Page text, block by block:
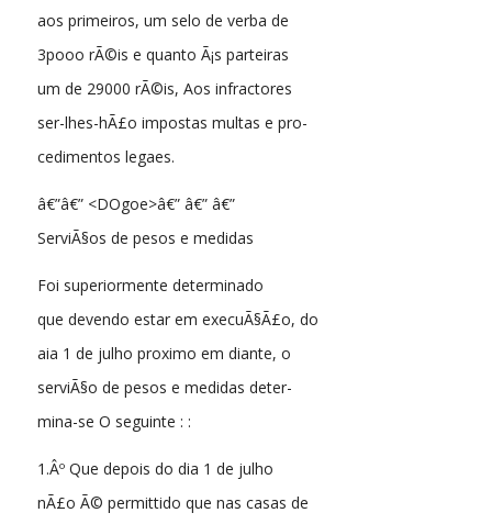
aos primeiros, um selo de verba de
3pooo rÃ©is e quanto Ã¡s parteiras
um de 29000 rÃ©is, Aos infractores
ser-lhes-hÃ£o impostas multas e pro-
cedimentos legaes.
â€”â€” <DOgoe>â€” â€” â€”
ServiÃ§os de pesos e medidas
Foi superiormente determinado
que devendo estar em execuÃ§Ã£o, do
aia 1 de julho proximo em diante, o
serviÃ§o de pesos e medidas deter-
mina-se O seguinte : :
1.Âº Que depois do dia 1 de julho
nÃ£o Ã© permittido que nas casas de